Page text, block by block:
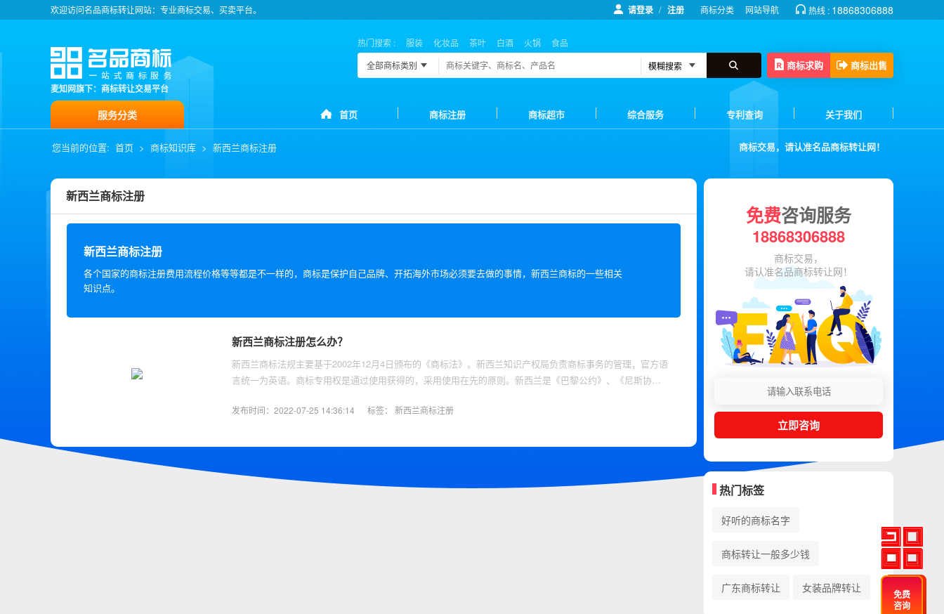
欢迎访问名品商标转让网站：专业商标交易、买卖平台。 请登录 / 注册 商标分类 网站导航 热线 : 18868306888
麦知网旗下：商标转让交易平台
热门搜索 : 服装 化妆品 茶叶 白酒 火锅
食品
全部商标类别
商标求购 商标出售
服务分类 首页 商标注册 商标超市 综合服务 专利查询 关于我们
您当前的位置: 首页 > 商标知识库 > 新西兰商标注册 商标交易，请认准名品商标转让网！
新西兰商标注册
新西兰商标注册
各个国家的商标注册费用流程价格等等都是不一样的，商标是保护自己品牌、开拓海外市场必须要去做的事情，新西兰商标的一些相关
知识点。
新西兰商标注册怎么办？
​新西兰商标法规主要基于2002年12月4日颁布的《商标法》。新西兰知识产权局负责商标事务的管理，官方语
言统一为英语。商标专用权是通过使用获得的，采用使用在先的原则。新西兰是《巴黎公约》、《尼斯协
呢？
标签： 新西兰商标注册
发布时间：2022-07-25 14:36:14
免费咨询服务
18868306888
商标交易，
请认准名品商标转让网！
立即咨询
热门标签
好听的商标名字
商标转让一般多少钱
广东商标转让 女装品牌转让
免费
咨询